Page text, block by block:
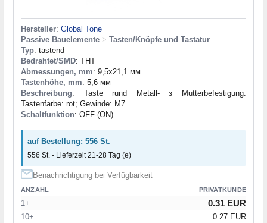
Hersteller: Global Tone
Passive Bauelemente > Tasten/Knöpfe und Tastatur
Typ: tastend
Bedrahtet/SMD: THT
Abmessungen, mm: 9,5x21,1 мм
Tastenhöhe, mm: 5,6 мм
Beschreibung: Taste rund Metall- з Mutterbefestigung.
Tastenfarbe: rot; Gewinde: M7
Schaltfunktion: OFF-(ON)
auf Bestellung: 556 St.
556 St. - Lieferzeit 21-28 Tag (e)
Benachrichtigung bei Verfügbarkeit
ANZAHL PRIVATKUNDE
1+ 0.31 EUR
10+
0.27 EUR